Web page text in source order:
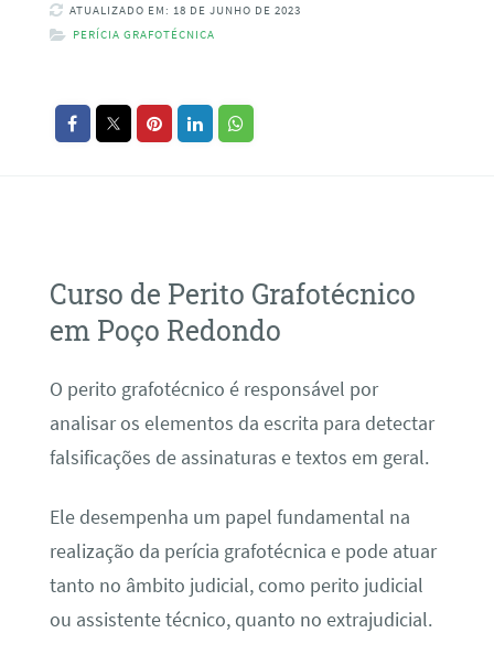
ATUALIZADO EM: 18 DE JUNHO DE 2023
PERÍCIA GRAFOTÉCNICA
Curso de Perito Grafotécnico
em Poço Redondo
O perito grafotécnico é responsável por
analisar os elementos da escrita para detectar
falsificações de assinaturas e textos em geral.
Ele desempenha um papel fundamental na
realização da perícia grafotécnica e pode atuar
tanto no âmbito judicial, como perito judicial
ou assistente técnico, quanto no extrajudicial.